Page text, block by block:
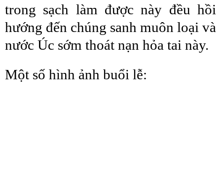
trong sạch làm được này đều hồi
hướng đến chúng sanh muôn loại và
nước Úc sớm thoát nạn hỏa tai này.
Một số hình ảnh buổi lễ: